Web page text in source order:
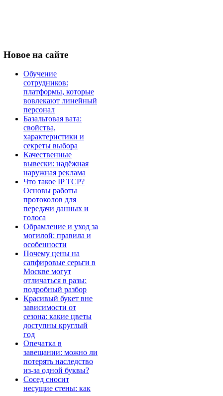
Новое на сайте
Обучение
сотрудников:
платформы, которые
вовлекают линейный
персонал
Базальтовая вата:
свойства,
характеристики и
секреты выбора
Качественные
вывески: надёжная
наружная реклама
Что такое IP TCP?
Основы работы
протоколов для
передачи данных и
голоса
Обрамление и уход за
могилой: правила и
особенности
Почему цены на
сапфировые серьги в
Москве могут
отличаться в разы:
подробный разбор
Красивый букет вне
зависимости от
сезона: какие цветы
доступны круглый
год
Опечатка в
завещании: можно ли
потерять наследство
из-за одной буквы?
Сосед сносит
несущие стены: как